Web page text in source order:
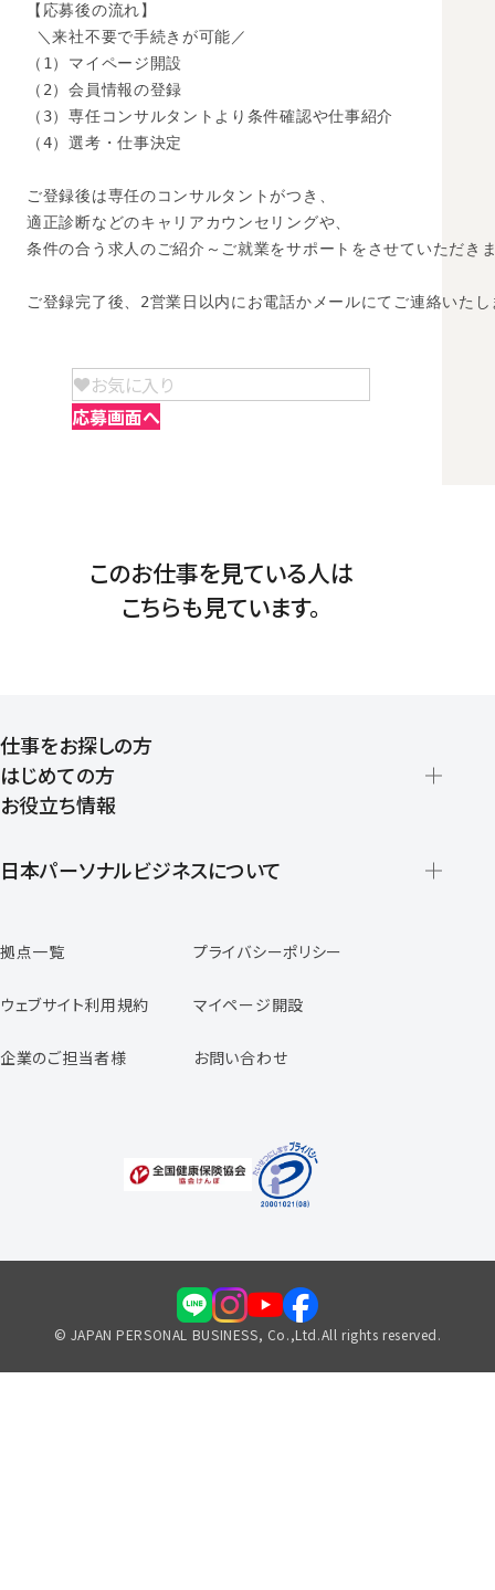
【応募後の流れ】
＼来社不要で手続きが可能／
（1）マイページ開設
（2）会員情報の登録
（3）専任コンサルタントより条件確認や仕事紹介
（4）選考・仕事決定
ご登録後は専任のコンサルタントがつき、
適正診断などのキャリアカウンセリングや、
条件の合う求人のご紹介～ご就業をサポートをさせていただき
ご登録完了後、2営業日以内にお電話かメールにてご連絡いたし
お気に入り
応募画面へ
このお仕事を見ている人は
こちらも見ています。
仕事をお探しの方
はじめての方
登録から就業開始までの流れ
お役立ち情報
日本パーソナルビジネスについて
スタッフの声
専任コンサルタントの声
福利厚生のご案内
拠点一覧 プライバシーポリシー
ウェブサイト利用規約 マイページ開設
企業のご担当者様 お問い合わせ
© JAPAN PERSONAL BUSINESS, Co.,Ltd.All rights reserved.